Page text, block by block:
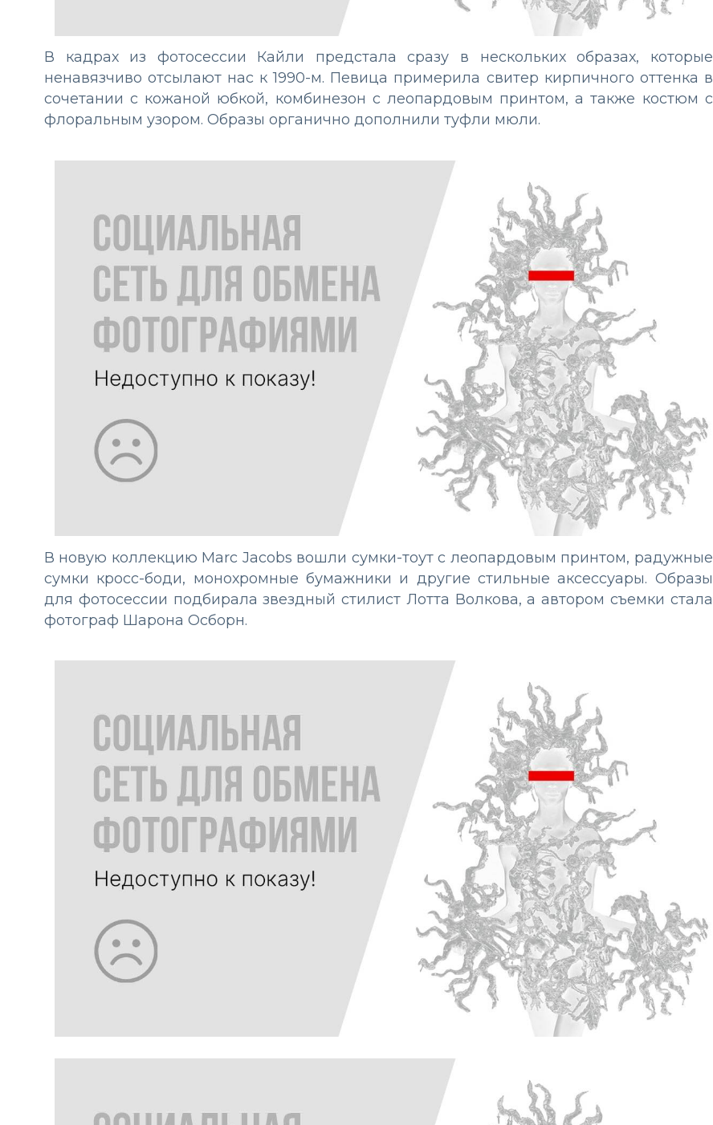
В кадрах из фотосессии Кайли предстала сразу в нескольких образах, которые
ненавязчиво отсылают нас к 1990-м. Певица примерила свитер кирпичного оттенка в
сочетании с кожаной юбкой, комбинезон с леопардовым принтом, а также костюм с
флоральным узором. Образы органично дополнили туфли мюли.
В новую коллекцию Marc Jacobs вошли сумки-тоут с леопардовым принтом, радужные
сумки кросс-боди, монохромные бумажники и другие стильные аксессуары. Образы
для фотосессии подбирала звездный стилист Лотта Волкова, а автором съемки стала
фотограф Шарона Осборн.